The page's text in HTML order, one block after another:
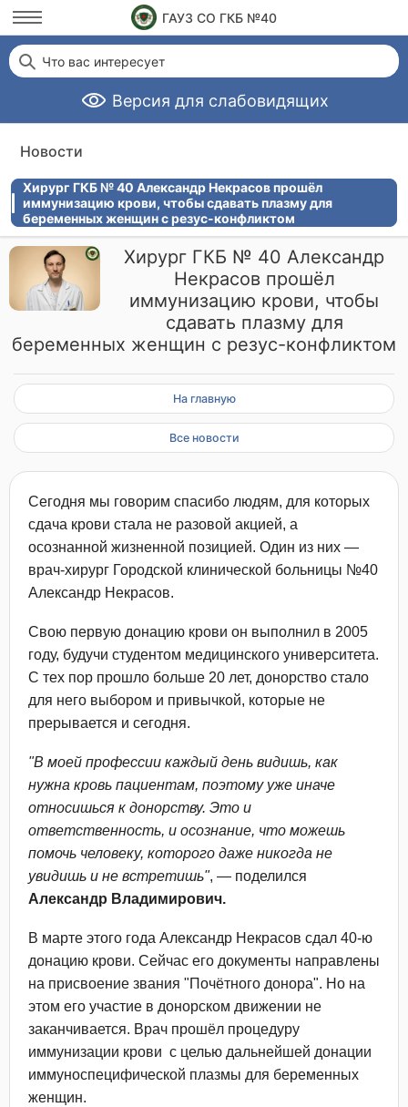
ГАУЗ СО ГКБ №40
Версия для слабовидящих
Что вас интересует
Новости
Хирург ГКБ № 40 Александр Некрасов прошёл
иммунизацию крови, чтобы сдавать плазму для
беременных женщин с резус-конфликтом
Хирург ГКБ № 40 Александр
Некрасов прошёл
иммунизацию крови, чтобы
сдавать плазму для
беременных женщин с резус-конфликтом
На главную
Все новости
Сегодня мы говорим спасибо людям, для которых
сдача крови стала не разовой акцией, а
осознанной жизненной позицией. Один из них —
врач-хирург Городской клинической больницы №40
Александр Некрасов.
Свою первую донацию крови он выполнил в 2005
году, будучи студентом медицинского университета.
С тех пор прошло больше 20 лет, донорство стало
для него выбором и привычкой, которые не
прерывается и сегодня.
"В моей профессии каждый день видишь, как
нужна кровь пациентам, поэтому уже иначе
относишься к донорству. Это и
ответственность, и осознание, что можешь
помочь человеку, которого даже никогда не
увидишь и не встретишь", — поделился
Александр Владимирович.
В марте этого года Александр Некрасов сдал 40-ю
донацию крови. Сейчас его документы направлены
на присвоение звания "Почётного донора". Но на
этом его участие в донорском движении не
заканчивается. Врач прошёл процедуру
иммунизации крови с целью дальнейшей донации
иммуноспецифической плазмы для беременных
женщин.